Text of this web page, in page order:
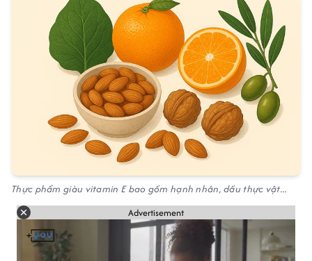
Thực phẩm giàu vitamin E bao gồm hạnh nhân, dầu thực vật...
Advertisement